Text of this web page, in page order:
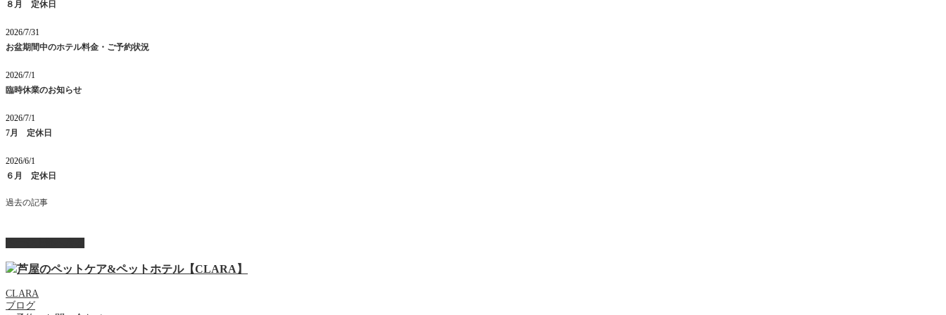
８月 定休日
2026/7/31
お盆期間中のホテル料金・ご予約状況
2026/7/1
臨時休業のお知らせ
2026/7/1
7月 定休日
2026/6/1
６月 定休日
過去の記事
CLARA
ブログ